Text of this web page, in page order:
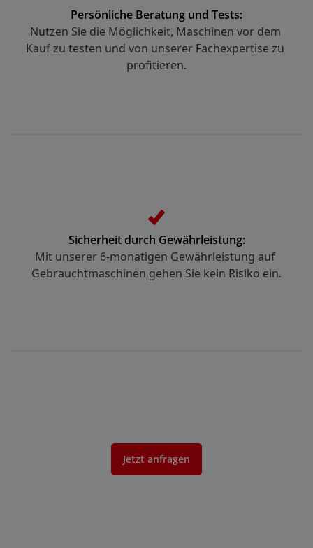
Persönliche Beratung und Tests:
Nutzen Sie die Möglichkeit, Maschinen vor dem
Kauf zu testen und von unserer Fachexpertise zu
profitieren.
Sicherheit durch Gewährleistung:
Mit unserer 6-monatigen Gewährleistung auf
Gebrauchtmaschinen gehen Sie kein Risiko ein.
Jetzt anfragen